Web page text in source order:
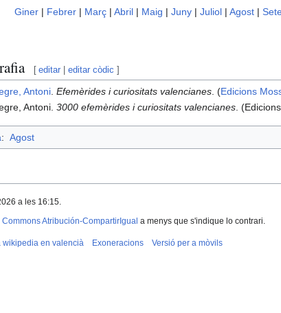
Giner | Febrer | Març | Abril | Maig | Juny | Juliol | Agost |
[ editar |editar còdic ]
Antoni .Efemèrides i curiositats valencianes . (Edicions
Antoni.3000 efemèrides i curiositats valencianes.
: Agost
a les 16:15.
Atribución-CompartirIgual a menys que s'indique lo contrari.
wikipedia en valencià Exoneracions Versió per a mòvils